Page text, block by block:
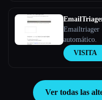
Emailtriager
automático.
VISITA
Ver todas las